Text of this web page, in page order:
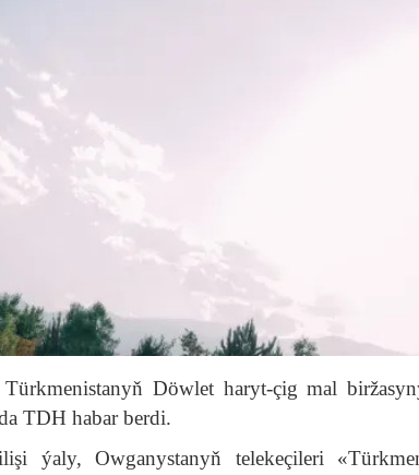
Türkmenistanyň Döwlet haryt-çig mal
TDH habar berdi.
ýaly, Owganystanyň telekeçileri